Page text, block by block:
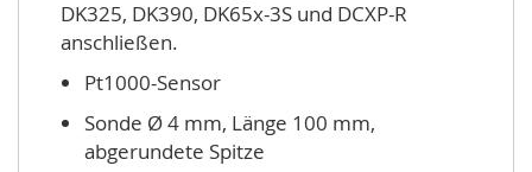
DK325, DK390, DK65x-3S und DCXP-R
anschließen.
Pt1000-Sensor
Sonde Ø 4 mm, Länge 100 mm,
abgerundete Spitze